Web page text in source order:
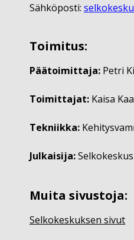
Sähköposti:
Toimitus:
Päätoimittaja: Petri
Toimittajat: Kaisa
Tekniikka:
Julkaisija:
Muita sivustoja:
Selkokeskuksen sivut